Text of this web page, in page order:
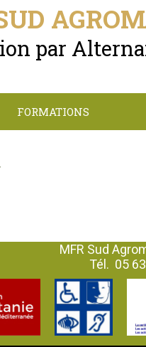
par
FORMATIONS
MFR Sud
Tél. 05